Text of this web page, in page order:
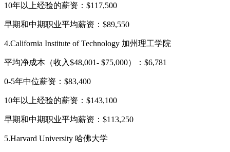
10年以上经验的薪资：$117,500
早期和中期职业平均薪资：$89,550
4.California Institute of Technology 加州理工学院
平均净成本（收入$48,001- $75,000）：$6,781
0-5年中位薪资：$83,400
10年以上经验的薪资：$143,100
早期和中期职业平均薪资：$113,250
5.Harvard University 哈佛大学